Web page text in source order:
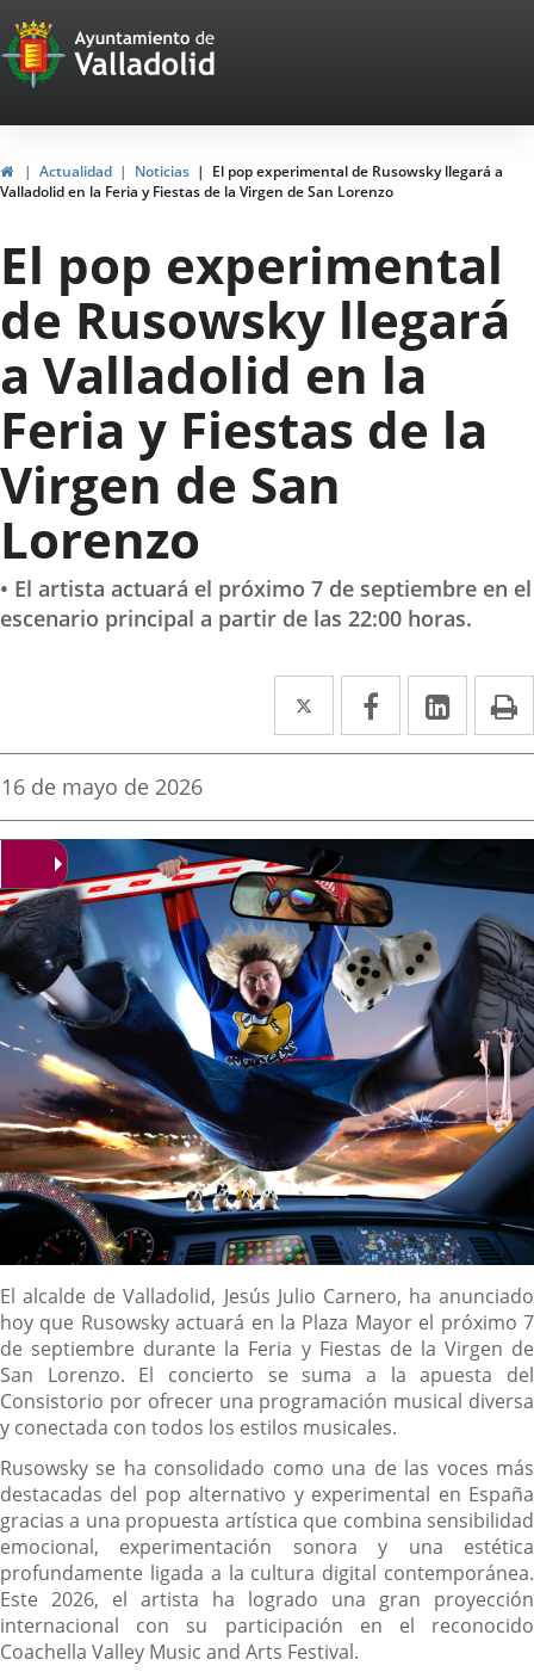
Portal
Web
del
Ayuntamiento
de
Valladolid
InicioActualidad Noticias
El pop experimental de Rusowsky llegará a
Valladolid en la Feria y Fiestas de la Virgen de San Lorenzo
El pop experimental
de Rusowsky llegará
a Valladolid en la
Feria y Fiestas de la
Virgen de San
Lorenzo
• El artista actuará el próximo 7 de septiembre en el
escenario principal a partir de las 22:00 horas.
Twitter
Enlace
a
aplicación
externa.
Facebook
Enlace
a
aplicación
Enlace
a
Fecha
la
noticia
16 de mayo de 2026
Descripción
El alcalde de Valladolid, Jesús Julio Carnero, ha anunciado
hoy que Rusowsky actuará en la Plaza Mayor el próximo 7
de septiembre durante la Feria y Fiestas de la Virgen de
San Lorenzo. El concierto se suma a la apuesta del
Consistorio por ofrecer una programación musical diversa
y conectada con todos los estilos musicales.
Rusowsky se ha consolidado como una de las voces más
destacadas del pop alternativo y experimental en España
gracias a una propuesta artística que combina sensibilidad
emocional, experimentación sonora y una estética
profundamente ligada a la cultura digital contemporánea.
Este 2026, el artista ha logrado una gran proyección
internacional con su participación en el reconocido
Coachella Valley Music and Arts Festival.